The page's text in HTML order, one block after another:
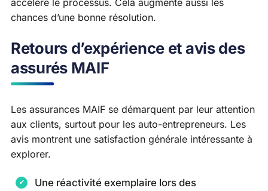
accélère le processus. Cela augmente aussi les
chances d’une bonne résolution.
Retours d’expérience et avis des
assurés MAIF
Les assurances MAIF se démarquent par leur attention
aux clients, surtout pour les auto-entrepreneurs. Les
avis montrent une satisfaction générale intéressante à
explorer.
Une réactivité exemplaire lors des